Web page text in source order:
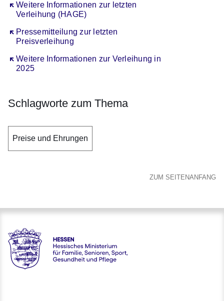
Weitere Informationen zur letzten
Verleihung (HAGE)
Öffnet sich in einem neuen Fenster
Pressemitteilung zur letzten
Preisverleihung
Öffnet sich in einem neuen Fenster
Weitere Informationen zur Verleihung in
2025
Öffnet sich in einem neuen Fenster
Schlagworte zum Thema
Preise und Ehrungen
ZUM SEITENANFANG
Hessen - Hessisches Ministerium für Familie, Senioren,